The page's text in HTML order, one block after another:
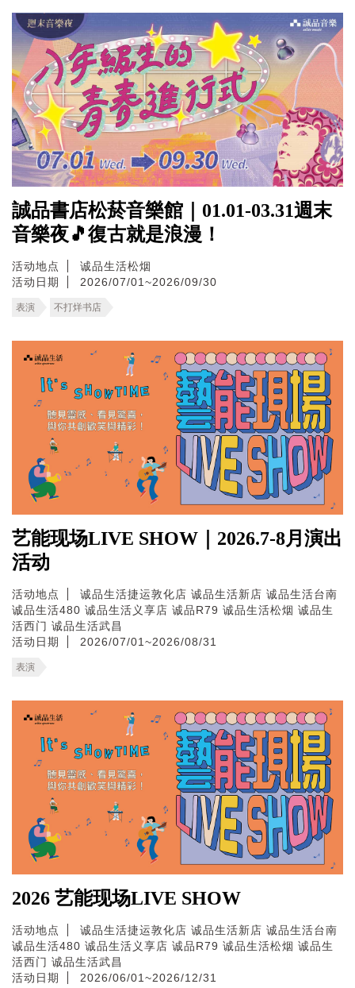
誠品書店松菸音樂館｜01.01-03.31週末
音樂夜🎵復古就是浪漫！
活动地点
诚品生活松烟
活动日期
2026/07/01~2026/09/30
表演 不打烊书店
艺能现场LIVE SHOW｜2026.7-8月演出
活动
活动地点 诚品生活捷运敦化店 诚品生活新店 诚品生活台南
诚品生活480 诚品生活义享店 诚品R79 诚品生活松烟 诚品生
活西门 诚品生活武昌
活动日期
2026/07/01~2026/08/31
表演
2026 艺能现场LIVE SHOW
活动地点 诚品生活捷运敦化店 诚品生活新店 诚品生活台南
诚品生活480 诚品生活义享店 诚品R79 诚品生活松烟 诚品生
活西门 诚品生活武昌
活动日期
2026/06/01~2026/12/31